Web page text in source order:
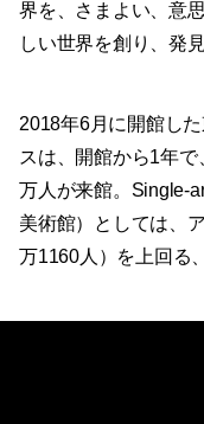
界を、さまよい、意
しい世界を創り、発
2018年6月に開館し
スは、開館から1年
万人が来館。Single-
美術館）としては、
万1160人）を上回る